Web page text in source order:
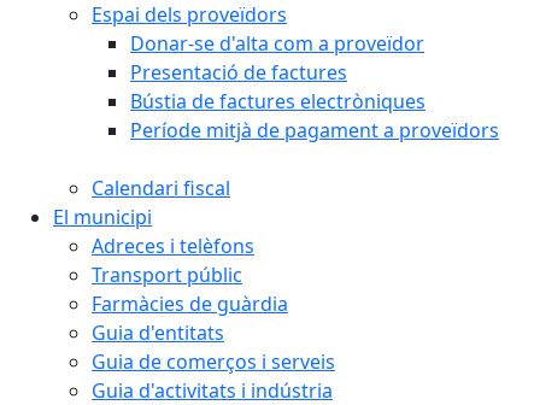
Espai dels proveïdors
Donar-se d'alta com a proveïdor
Presentació de factures
Bústia de factures electròniques
Període mitjà de pagament a proveïdors
Calendari fiscal
El municipi
Adreces i telèfons
Transport públic
Farmàcies de guàrdia
Guia d'entitats
Guia de comerços i serveis
Guia d'activitats i indústria